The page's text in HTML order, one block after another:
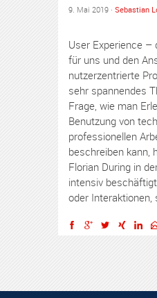
9. Mai 2019 · Sebastian
User Experience –
für uns und den
nutzerzentrierte
sehr spannendes
Frage, wie man
Benutzung von
professionellen
beschreiben kann,
Florian During in
intensiv
oder Interaktionen,